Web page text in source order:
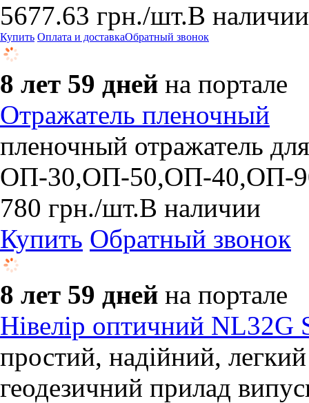
5677.63 грн./шт.В наличии
Купить Оплата и доставкаОбратный звонок
8 лет 59 дней на портале
Отражатель пленочный
пленочный отражатель
ОП-30,ОП-50,ОП-40,ОП-
780 грн./шт.В наличии
Купить Обратный звонок
8 лет 59 дней на портале
Нівелір оптичний NL32G
простий, надійний,
геодезичний прилад